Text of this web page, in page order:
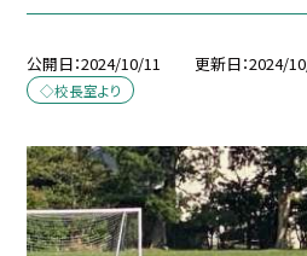
公開日 2024/10/11 更新日 2024/
◇校長室より